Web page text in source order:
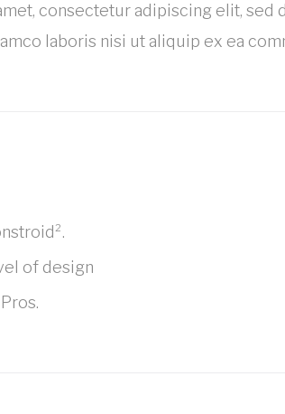
consectetur adipiscing elit,
laboris nisi ut aliquip ex ea
of design